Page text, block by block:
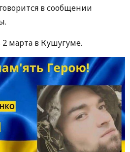
в сообщении
марта в Кушугуме.